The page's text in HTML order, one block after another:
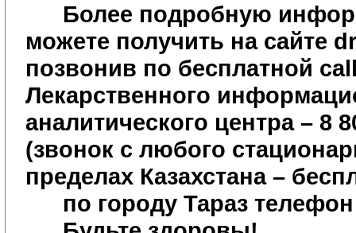
Более подробную
можете получить на сайте
позвонив по бесплатной
Лекарственного
аналитического центра – 8
(звонок с любого
пределах Казахстана –
по городу Тараз